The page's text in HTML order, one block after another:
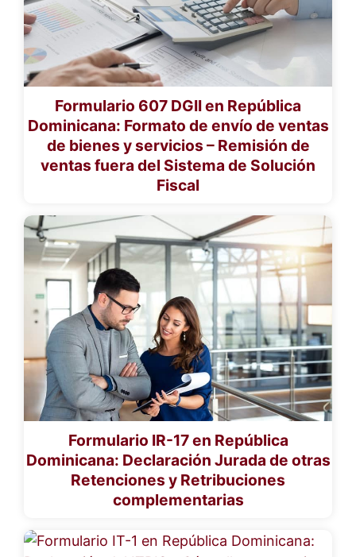
Formulario 607 DGII en República
Dominicana: Formato de envío de ventas
de bienes y servicios – Remisión de
ventas fuera del Sistema de Solución
Fiscal
Formulario IR-17 en República
Dominicana: Declaración Jurada de otras
Retenciones y Retribuciones
complementarias